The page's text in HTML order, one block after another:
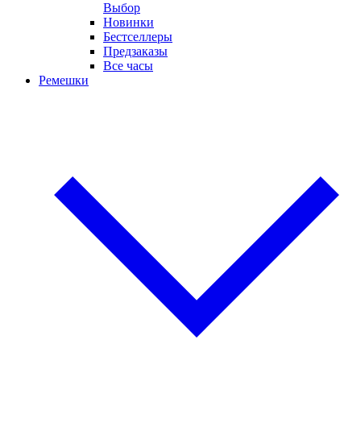
Выбор
Новинки
Бестселлеры
Предзаказы
Все часы
Ремешки